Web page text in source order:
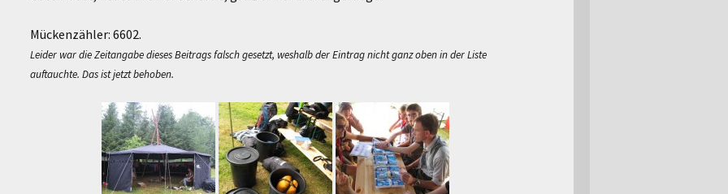
Mückenzähler: 6602.
Leider war die Zeitangabe dieses Beitrags falsch gesetzt, weshalb der Eintrag nicht ganz oben in der Liste
auftauchte. Das ist jetzt behoben.